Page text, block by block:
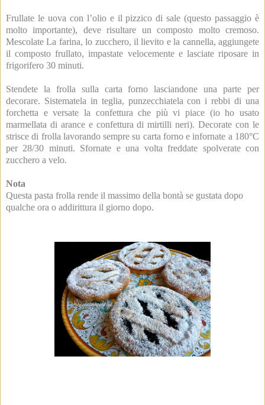
Frullate le uova con l’olio e il pizzico di sale (questo passaggio è
molto importante), deve risultare un composto molto cremoso.
Mescolate La farina, lo zucchero, il lievito e la cannella, aggiungete
il composto frullato, impastate velocemente e lasciate riposare in
frigorifero 30 minuti.
Stendete la frolla sulla carta forno lasciandone una parte per
decorare. Sistematela in teglia, punzecchiatela con i rebbi di una
forchetta e versate la confettura che più vi piace (io ho usato
marmellata di arance e confettura di mirtilli neri). Decorate con le
strisce di frolla lavorando sempre su carta forno e infornate a 180°C
per 28/30 minuti. Sfornate e una volta freddate spolverate con
zucchero a velo.
Nota
Questa pasta frolla rende il massimo della bontà se gustata dopo
qualche ora o addirittura il giorno dopo.